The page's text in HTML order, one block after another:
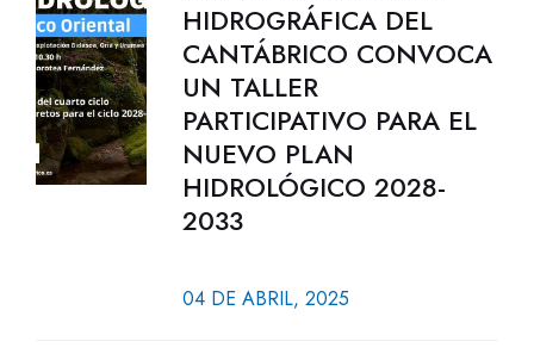
HIDROGRÁFICA DEL
CANTÁBRICO CONVOCA
UN TALLER
PARTICIPATIVO PARA EL
NUEVO PLAN
HIDROLÓGICO 2028-
2033
04 DE ABRIL, 2025